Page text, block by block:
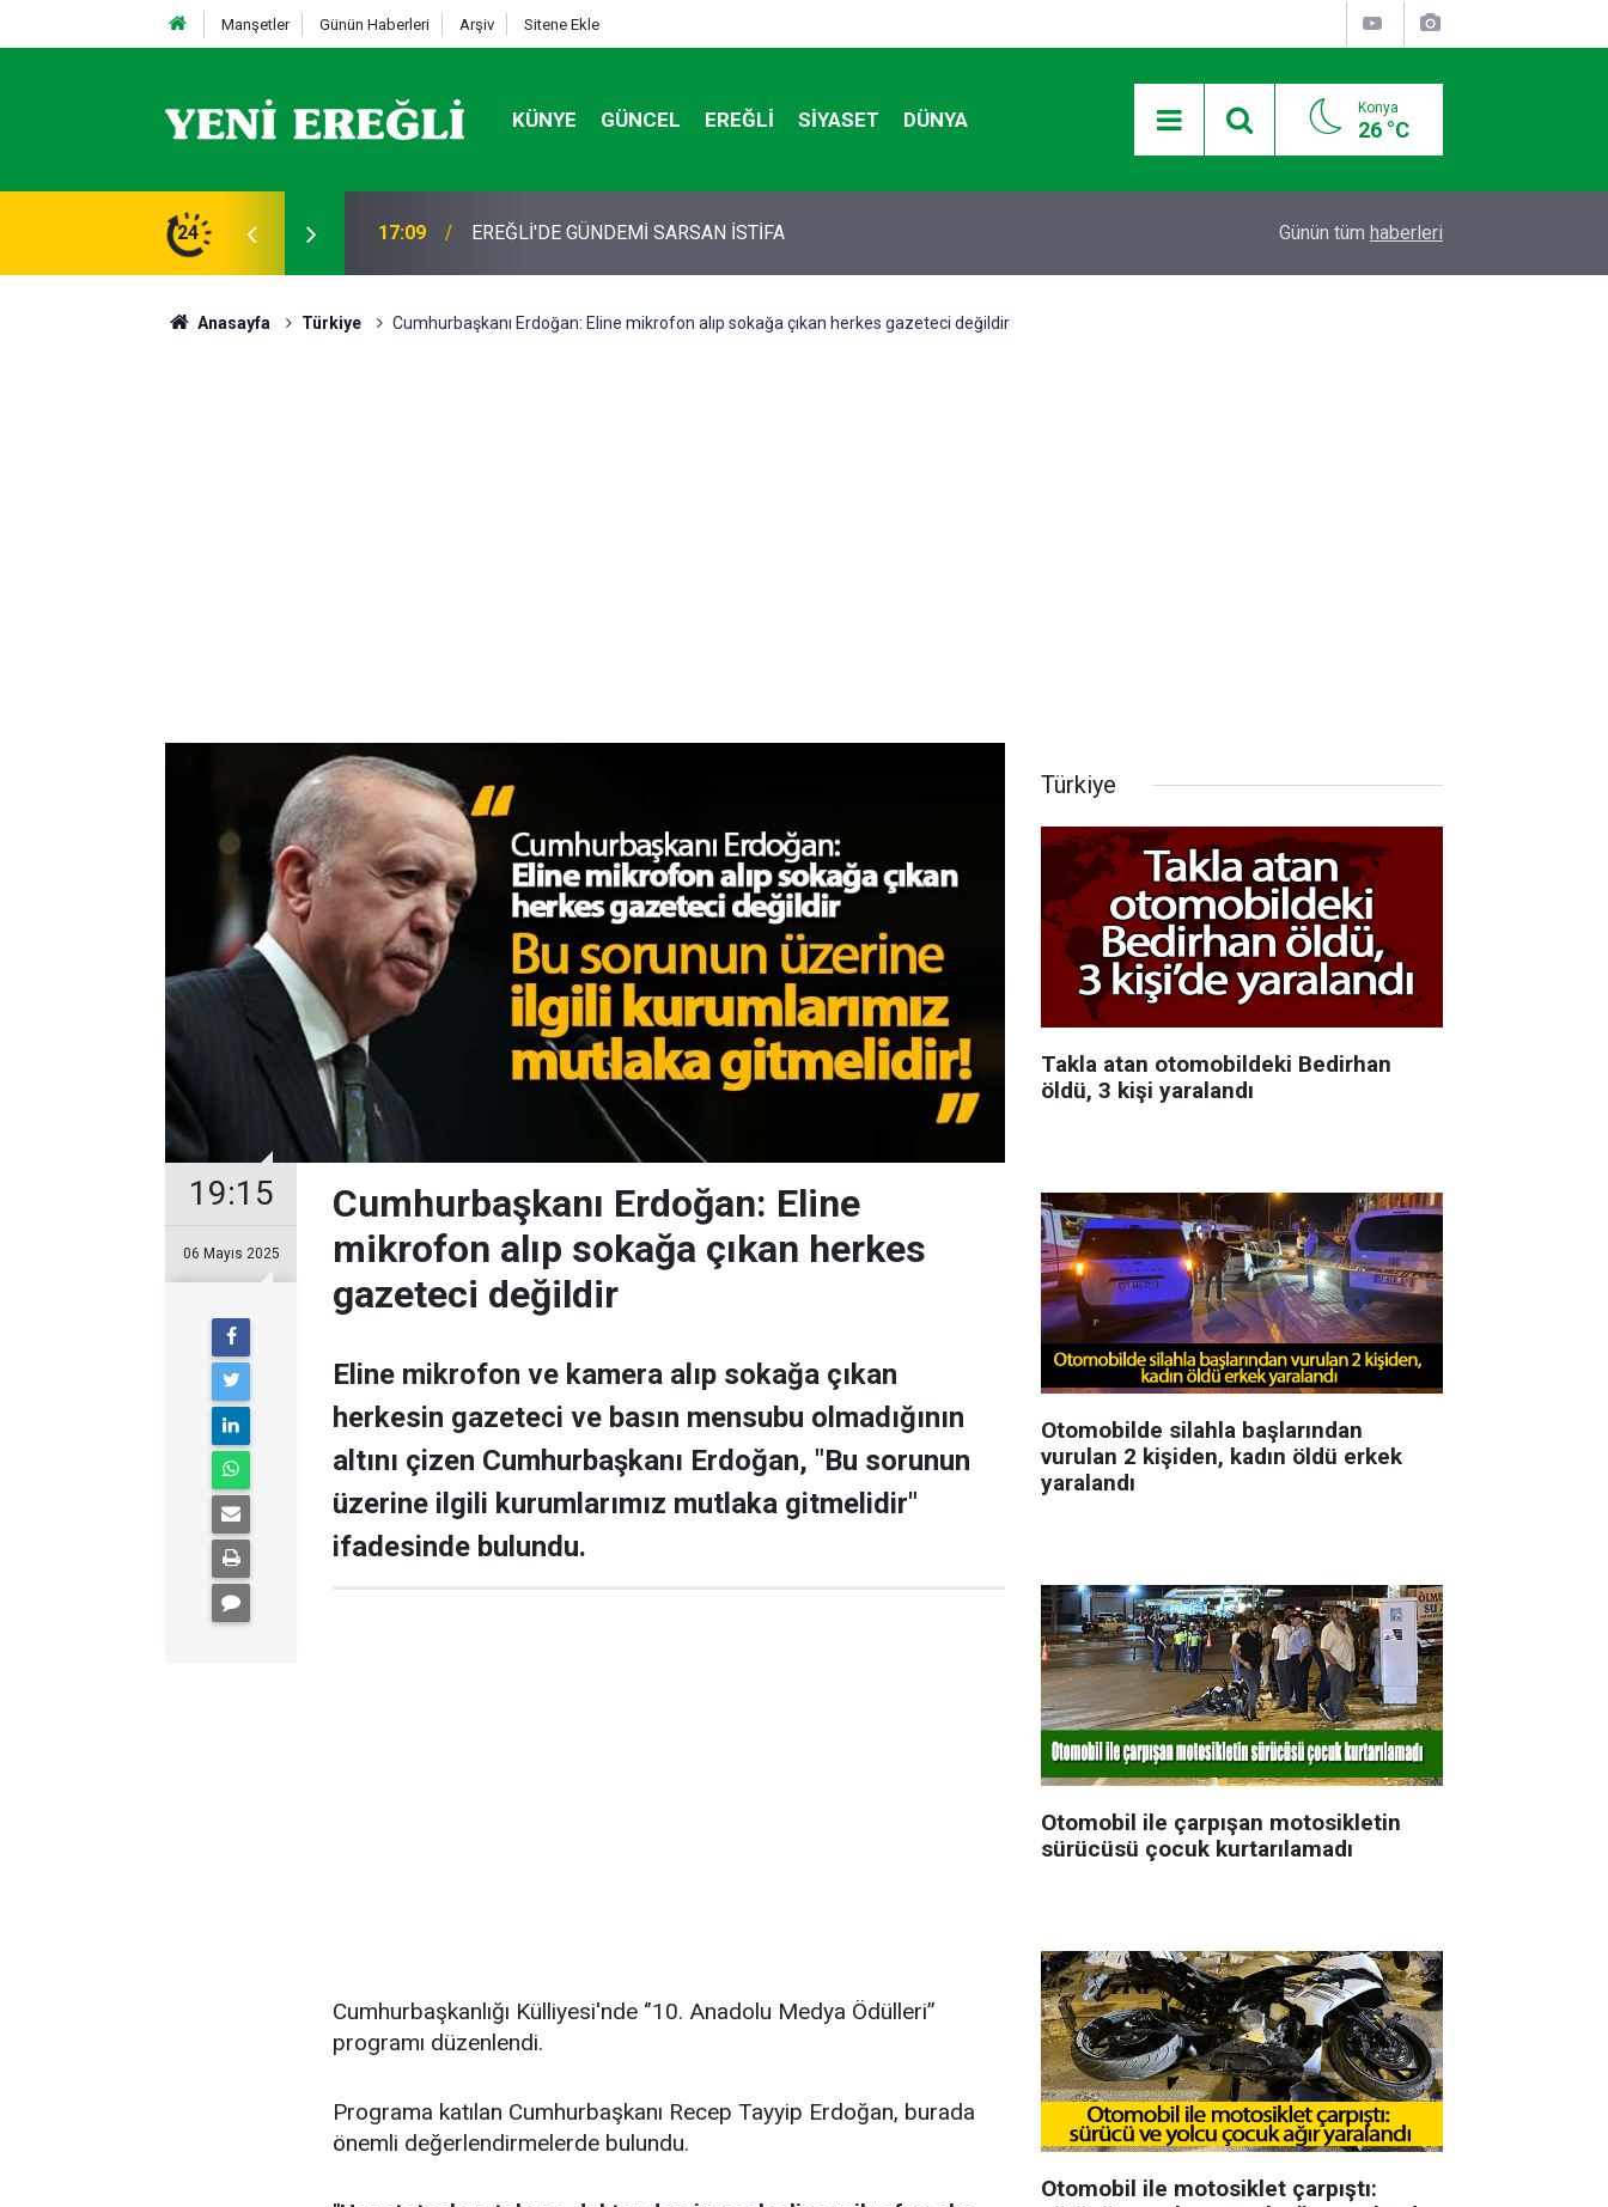
Manşetler Günün Haberleri Arşiv Sitene Ekle
KÜNYE GÜNCEL EREĞLI SIYASET DÜNYA Konya
26 °C
24 13:19 Takla atan otomobildeki Bedirhan öldü, 3 kişi yaralandı Otomobilde silahla başlarından vurulan 2
Günün tüm haberleri
Anasayfa Türkiye Cumhurbaşkanı Erdoğan: Eline mikrofon alıp sokağa çıkan herkes gazeteci değildir
19:15
06 Mayıs 2025
Cumhurbaşkanı Erdoğan: Eline
mikrofon alıp sokağa çıkan herkes
gazeteci değildir
Eline mikrofon ve kamera alıp sokağa çıkan
herkesin gazeteci ve basın mensubu olmadığının
altını çizen Cumhurbaşkanı Erdoğan, "Bu sorunun
üzerine ilgili kurumlarımız mutlaka gitmelidir"
ifadesinde bulundu.
Cumhurbaşkanlığı Külliyesi'nde ‘’10. Anadolu Medya Ödülleri’’
programı düzenlendi.
Programa katılan Cumhurbaşkanı Recep Tayyip Erdoğan, burada
önemli değerlendirmelerde bulundu.
Türkiye
Takla atan otomobildeki Bedirhan
öldü, 3 kişi yaralandı
Otomobilde silahla başlarından
vurulan 2 kişiden, kadın öldü erkek
yaralandı
Otomobil ile çarpışan motosikletin
sürücüsü çocuk kurtarılamadı
Otomobil ile motosiklet çarpıştı: